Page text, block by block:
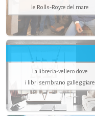
le Rolls-Royce del mare
La libreria-veliero dove
i libri sembrano galleggiare